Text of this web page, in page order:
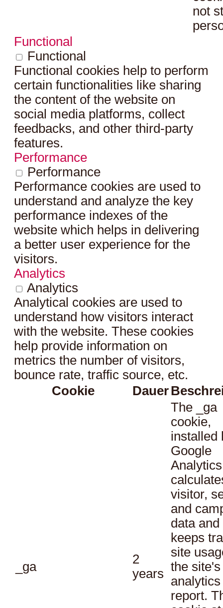
not
Functional
Functional
Functional cookies help to perform
certain functionalities like sharing
the content of the website on
social media platforms, collect
feedbacks, and other third-party
features.
Performance
Performance
Performance cookies are used to
understand and analyze the key
performance indexes of the
website which helps in delivering
a better user experience for the
visitors.
Analytics
Analytics
Analytical cookies are used to
understand how visitors interact
with the website. These cookies
help provide information on
metrics the number of visitors,
bounce rate, traffic source, etc.
Cookie
Dauer
_ga
2
years
The _ga
cookie,
installed
Google
visitor,
and
data and
keeps
site
the site's
analytics
report.